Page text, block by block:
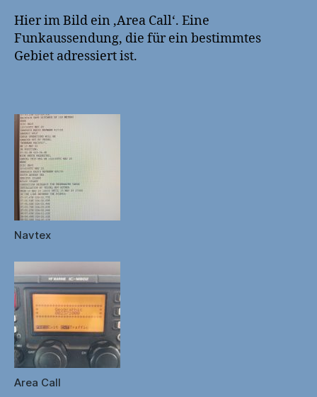
Hier im Bild ein ‚Area Call‘. Eine
Funkaussendung, die für ein bestimmtes
Gebiet adressiert ist.
Navtex
Area Call